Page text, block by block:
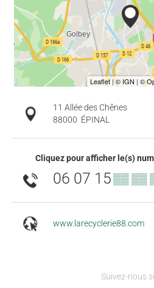
11 Allée des Chênes
88000 ÉPINAL
Cliquez pour afficher le(s)
06 07 15▒▒ ▒▒
www.larecyclerie88.com
Suivez-nous